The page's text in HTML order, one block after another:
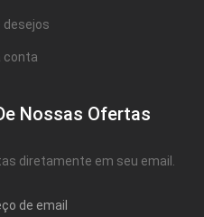
desejos
conta
Nossas Ofertas
diretamente em seu email.